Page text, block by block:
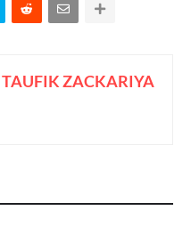
TAUFIK ZACKARIYA